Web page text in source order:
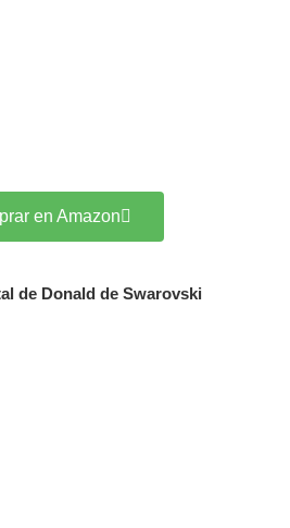
en Amazon
de Donald de Swarovski